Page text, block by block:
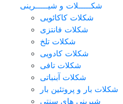
شکـــــلات و شیـــــرینی
شکلات کاکائویی
شکلات فانتزی
شکلات تلخ
شکلات کادویی
شکلات تافی
شکلات آبنباتی
شکلات بار و پروتئین بار
شیرینی های سنتی
تکمیل
نمایید.
شماره
همراه